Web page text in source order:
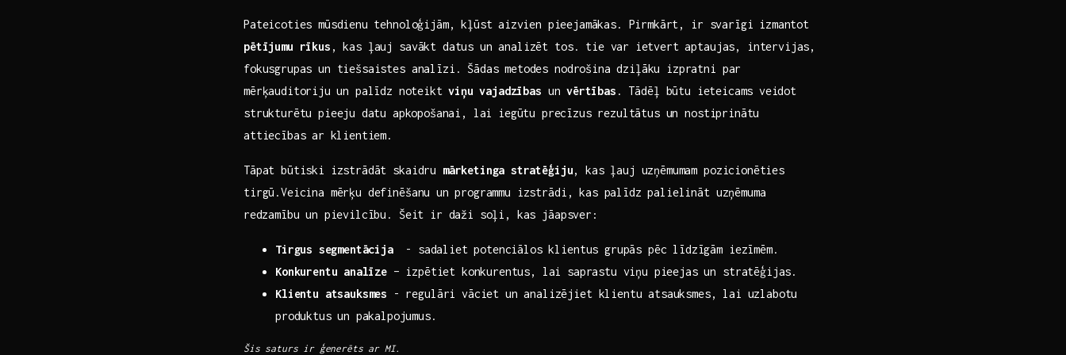
Pateicoties ‍mūsdienu⁤ tehnoloģijām, kļūst ⁢aizvien⁤ pieejamākas. Pirmkārt, ir‍ svarīgi izmantot ⁤
pētījumu rīkus , kas ļauj savākt datus un analizēt tos. tie var⁤ ietvert aptaujas, intervijas,
fokusgrupas un tiešsaistes analīzi. Šādas metodes nodrošina ​dziļāku izpratni par
mērķauditoriju⁤ un palīdz ⁢noteiktviņu ⁢vajadzības un⁤vērtības . Tādēļ‌ būtu ieteicams⁤ veidot
strukturētu pieeju ⁢datu ⁣apkopošanai,‍ lai iegūtu⁣ precīzus rezultātus un nostiprinātu
attiecības‌ ar ⁣klientiem.
Tāpat būtiski izstrādāt skaidru mārketinga ⁤stratēģiju, kas ļauj uzņēmumam pozicionēties
tirgū.Veicina‍ mērķu​ definēšanu un⁢ programmu izstrādi, kas palīdz palielināt uzņēmuma
⁣redzamību un ​pievilcību. Šeit ir daži soļi, kas jāapsver:
Tirgus ⁣segmentācija⁣ -⁤ sadaliet potenciālos klientus grupās pēc līdzīgām iezīmēm.
Konkurentu⁤ analīze– ⁣izpētiet konkurentus,‍ lai⁢ saprastu viņu pieejas un ​stratēģijas.
Klientu atsauksmes -⁣ regulāri vāciet un analizējiet klientu atsauksmes, lai⁣ uzlabotu⁣
produktus ​un ⁢pakalpojumus.
Šis saturs‍ ir ģenerēts ⁤ar MI.